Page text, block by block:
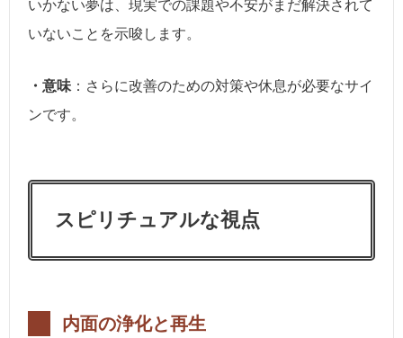
いかない夢は、現実での課題や不安がまだ解決されて
いないことを示唆します。
・意味 ：さらに改善のための対策や休息が必要なサイ
ンです。
スピリチュアルな視点
内面の浄化と再生